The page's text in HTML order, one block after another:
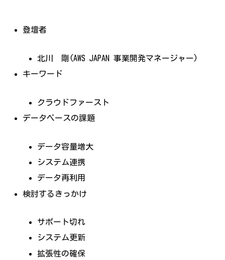
登壇者
北川 剛(AWS JAPAN 事業開発マネージャー)
キーワード
クラウドファースト
データベースの課題
データ容量増大
システム連携
データ再利用
検討するきっかけ
サポート切れ
システム更新
拡張性の確保